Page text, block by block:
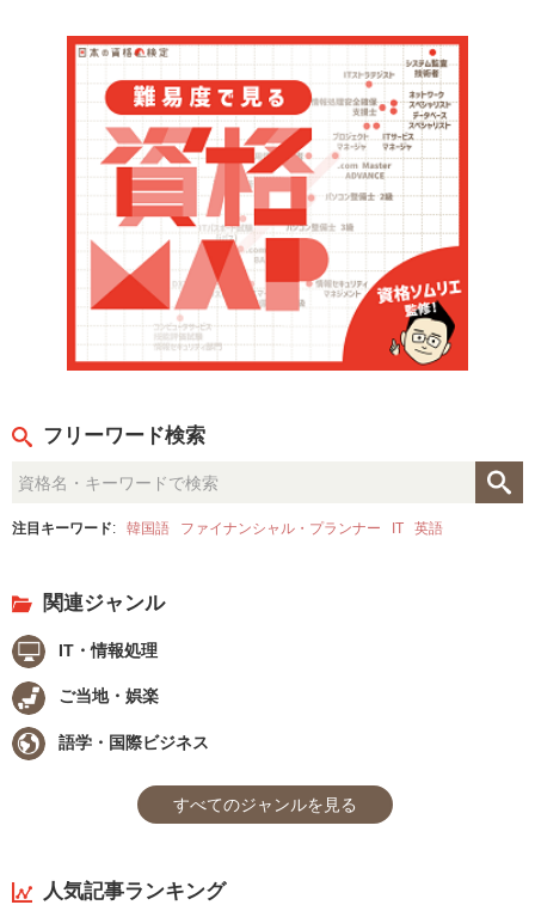
フリーワード検索
注目キーワード: 韓国語 ファイナンシャル・プランナー IT 英語
関連ジャンル
IT・情報処理
ご当地・娯楽
語学・国際ビジネス
すべてのジャンルを見る
人気記事ランキング